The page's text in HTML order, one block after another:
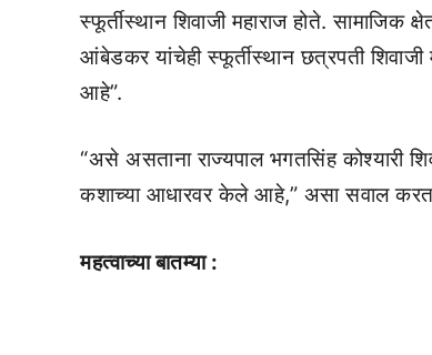
स्फूर्तीस्थान शिवाजी महाराज होते. सामाजिक
आंबेडकर यांचेही स्फूर्तीस्थान छत्रपती शिवाजी
आहे”.
“असे असताना राज्यपाल भगतसिंह कोश्यारी
कशाच्या आधारवर केले आहे,” असा सवाल करत
महत्वाच्या बातम्या :